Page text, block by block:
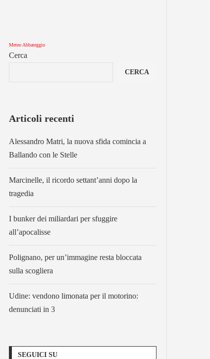
Meteo Abbateggio
Cerca
CERCA
Articoli recenti
Alessandro Matri, la nuova sfida comincia a
Ballando con le Stelle
Marcinelle, il ricordo settant’anni dopo la
tragedia
I bunker dei miliardari per sfuggire
all’apocalisse
Polignano, per un’immagine resta bloccata
sulla scogliera
Udine: vendono limonata per il motorino:
denunciati in 3
SEGUICI SU